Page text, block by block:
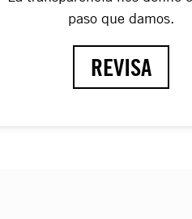
paso que damos.
REVISA